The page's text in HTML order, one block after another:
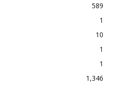
589
1
10
1
1
1,346